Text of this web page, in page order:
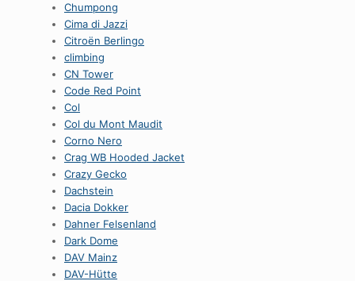
Chumpong
Cima di Jazzi
Citroën Berlingo
climbing
CN Tower
Code Red Point
Col
Col du Mont Maudit
Corno Nero
Crag WB Hooded Jacket
Crazy Gecko
Dachstein
Dacia Dokker
Dahner Felsenland
Dark Dome
DAV Mainz
DAV-Hütte